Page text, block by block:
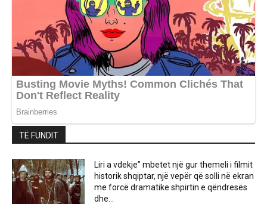
TË FUNDIT
Liri a vdekje” mbetet një gur themeli i filmit
historik shqiptar, një vepër që solli në ekran
me forcë dramatike shpirtin e qëndresës
dhe...